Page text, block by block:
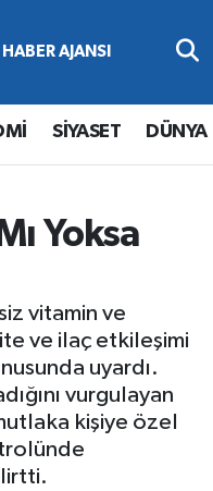
SİYASET DÜNYA
Yoksa
vitamin ve
ve ilaç etkileşimi
uyardı.
vurgulayan
kişiye özel
Fikstür